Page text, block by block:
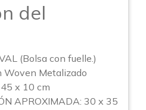
del
(Bolsa con fuelle.)
Woven Metalizado
x 10 cm
APROXIMADA: 30 x 35